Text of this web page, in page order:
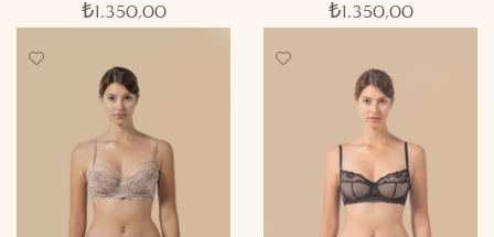
₺1.350,00 ₺1.350,00